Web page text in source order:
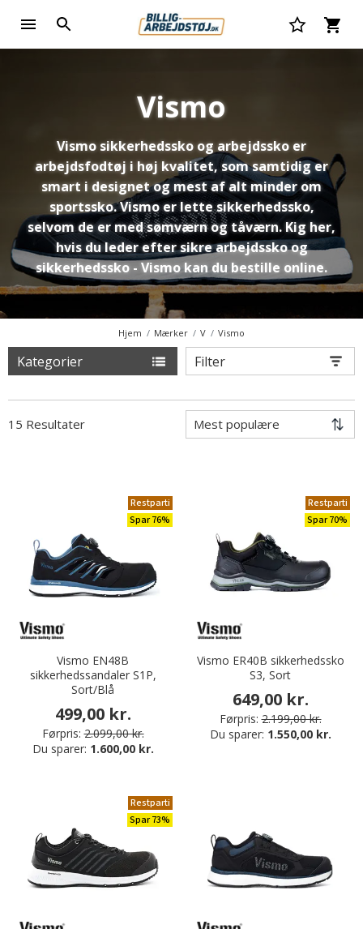
Vismo
Vismo sikkerhedssko og arbejdssko er
arbejdsfodtøj i høj kvalitet, som samtidig er
smart i designet og mest af alt minder om
sportssko. Vismo er lette sikkerhedssko,
selvom de er med sømværn og tåværn. Kig her,
hvis du leder efter sikre arbejdssko og
sikkerhedssko - Vismo kan du bestille online.
Hjem Mærker V Vismo
Kategorier Filter
15 Resultater
Restparti
Spar 76%
Vismo EN48B
sikkerhedssandaler S1P,
Sort/Blå
499,00 kr.
Førpris: 2.099,00 kr.
Du sparer: 1.600,00 kr.
Restparti
Spar 70%
Vismo ER40B sikkerhedssko
S3, Sort
649,00 kr.
Førpris: 2.199,00 kr.
Du sparer: 1.550,00 kr.
Restparti
Spar 73%